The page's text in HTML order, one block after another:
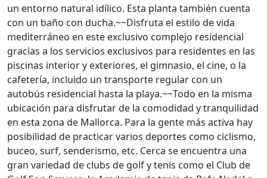
un entorno natural idílico. Esta planta también cuenta
con un baño con ducha.~~Disfruta el estilo de vida
mediterráneo en este exclusivo complejo residencial
gracias a los servicios exclusivos para residentes en las
piscinas interior y exteriores, el gimnasio, el cine, o la
cafetería, incluido un transporte regular con un
autobús residencial hasta la playa.~~Todo en la misma
ubicación para disfrutar de la comodidad y tranquilidad
en esta zona de Mallorca. Para la gente más activa hay
posibilidad de practicar varios deportes como ciclismo,
buceo, surf, senderismo, etc. Cerca se encuentra una
gran variedad de clubs de golf y tenis como el Club de